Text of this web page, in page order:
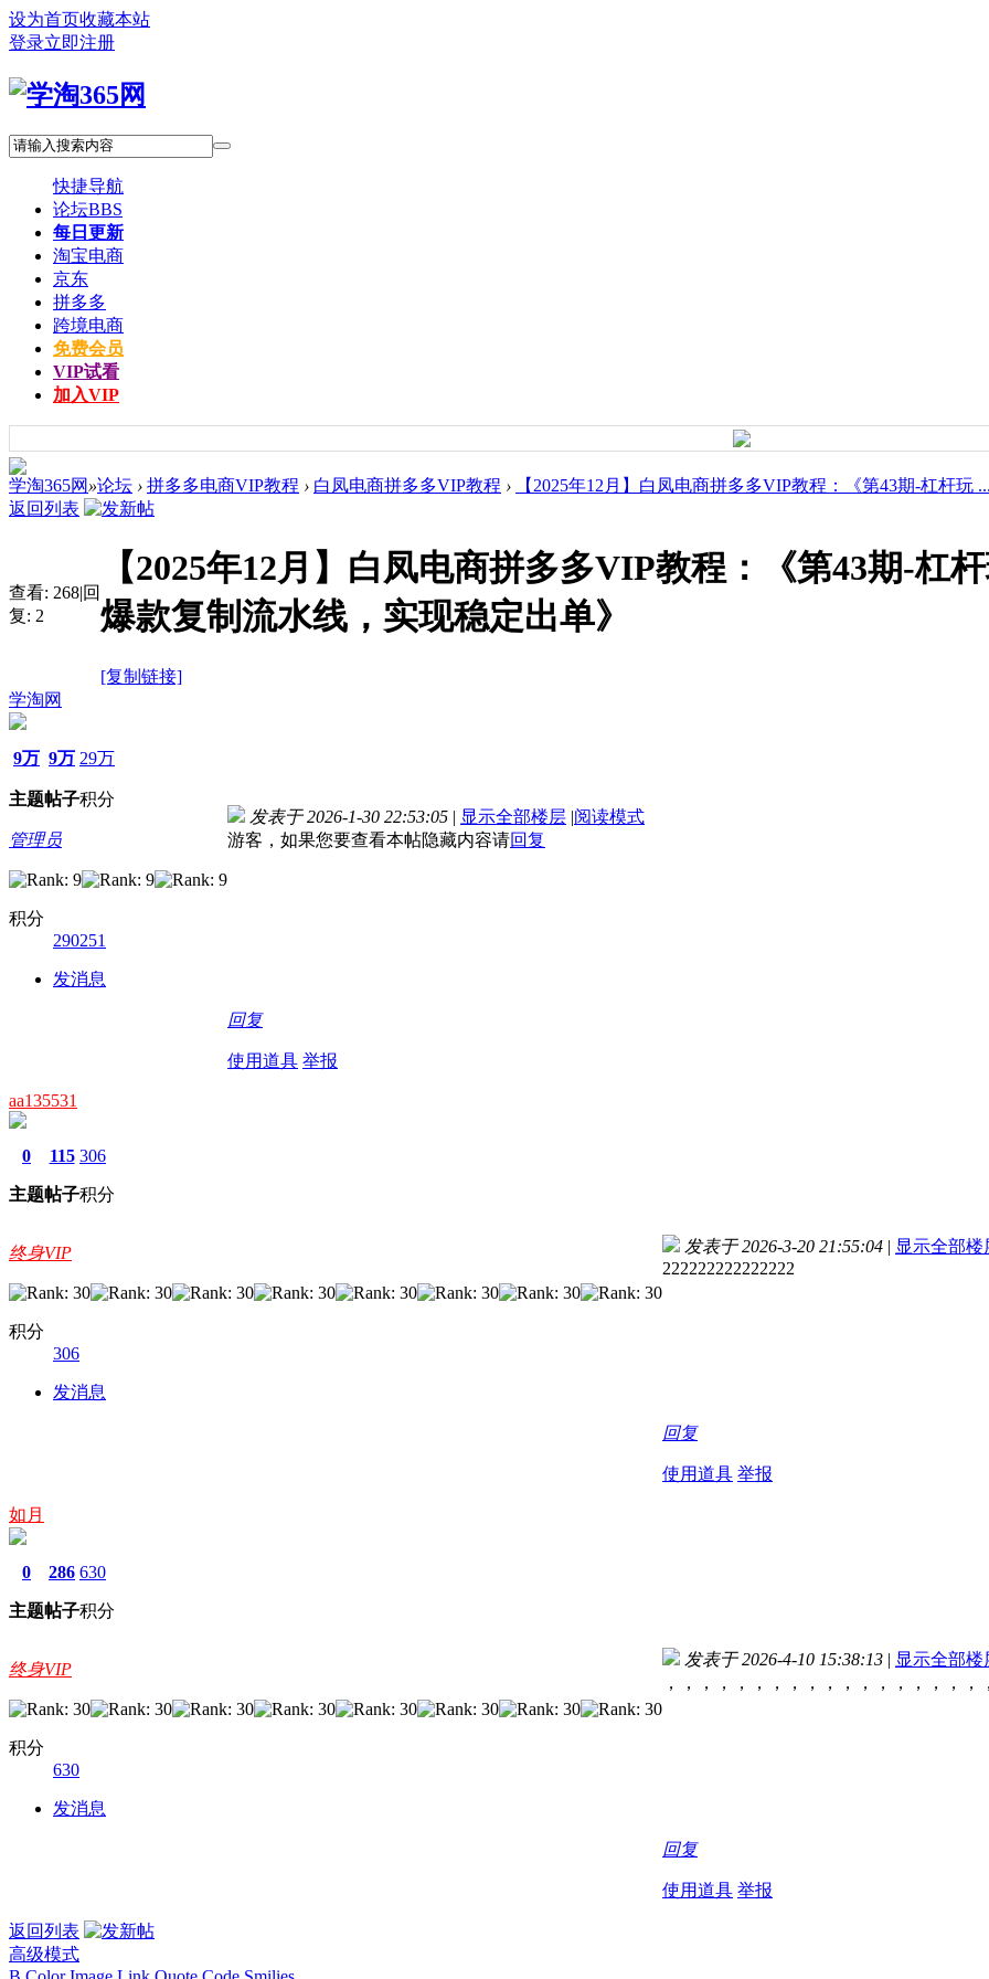
设为首页收藏本站
登录立即注册
快捷导航
论坛BBS
每日更新
淘宝电商
京东
拼多多
跨境电商
免费会员
VIP试看
加入VIP
学淘365网 »论坛 › 拼多多电商VIP教程 › 白凤电商拼多多VIP教程 ›
【2025年12月】白凤电商拼多多VIP教程：《第43期-杠杆玩
返回列表
查看: 268|回
复: 2
【2025年12月】白凤电商拼多多VIP教程：《第43期-杠
爆款复制流水线，实现稳定出单》
[复制链接]
学淘网
9万
主题
9万
帖子
29万
积分
管理员
积分
290251
发消息
发表于 2026-1-30 22:53:05 | 显示全部楼层 |阅读模式
游客，如果您要查看本帖隐藏内容请回复
回复
使用道具 举报
aa135531
0
主题
115
帖子
306
积分
终身VIP
积分
306
发消息
发表于 2026-3-20 21:55:04 | 显示全部楼
222222222222222
回复
使用道具 举报
如月
0
主题
286
帖子
630
积分
终身VIP
积分
630
发消息
发表于 2026-4-10 15:38:13 | 显示全部楼
，，，，，，，，，，，，，，，，，，
回复
使用道具 举报
返回列表
高级模式